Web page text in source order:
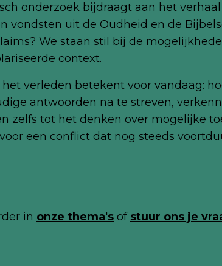
onderzoek bijdraagt aan het
vondsten uit de Oudheid en de
We staan stil bij de
context.
verleden betekent voor vandaag:
antwoorden na te streven,
zelfs tot het denken over mogelijke
een conflict dat nog steeds
in onze thema's of stuur ons je